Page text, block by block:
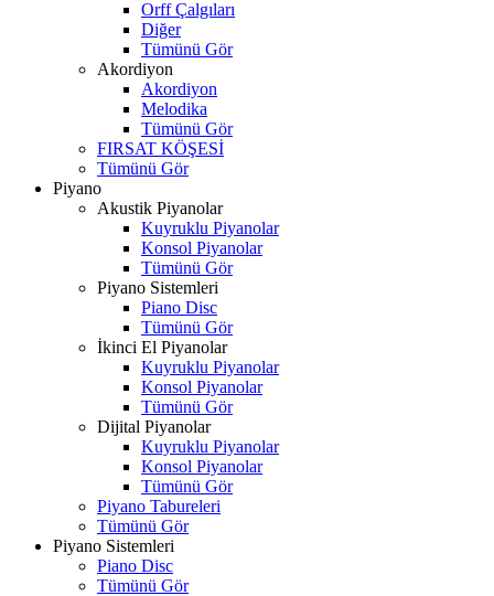
Orff Çalgıları
Diğer
Tümünü Gör
Akordiyon
Akordiyon
Melodika
Tümünü Gör
FIRSAT KÖŞESİ
Tümünü Gör
Piyano
Akustik Piyanolar
Kuyruklu Piyanolar
Konsol Piyanolar
Tümünü Gör
Piyano Sistemleri
Piano Disc
Tümünü Gör
İkinci El Piyanolar
Kuyruklu Piyanolar
Konsol Piyanolar
Tümünü Gör
Dijital Piyanolar
Kuyruklu Piyanolar
Konsol Piyanolar
Tümünü Gör
Piyano Tabureleri
Tümünü Gör
Piyano Sistemleri
Piano Disc
Tümünü Gör